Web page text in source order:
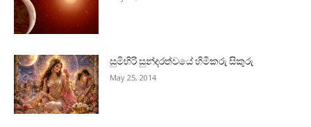
සුමිහිරි සුන්දරත්වයේ හිමිකරු සිකුරු
May 25, 2014